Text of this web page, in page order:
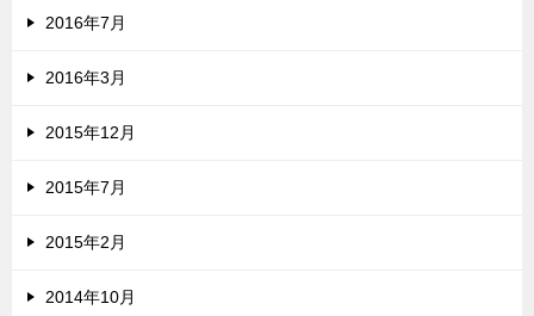
2016年7月
2016年3月
2015年12月
2015年7月
2015年2月
2014年10月